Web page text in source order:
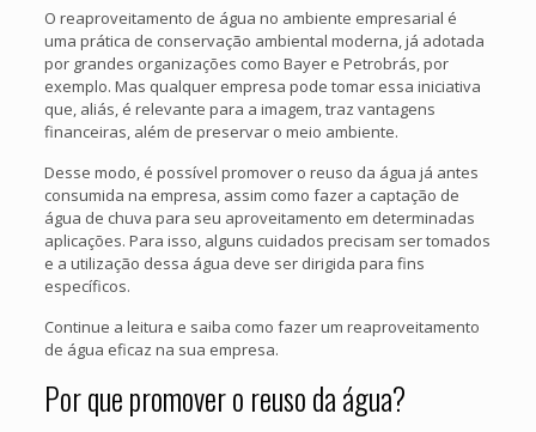
O reaproveitamento de água no ambiente empresarial é
uma prática de conservação ambiental moderna, já adotada
por grandes organizações como Bayer e Petrobrás, por
exemplo. Mas qualquer empresa pode tomar essa iniciativa
que, aliás, é relevante para a imagem, traz vantagens
financeiras, além de preservar o meio ambiente.
Desse modo, é possível promover o reuso da água já antes
consumida na empresa, assim como fazer a captação de
água de chuva para seu aproveitamento em determinadas
aplicações. Para isso, alguns cuidados precisam ser tomados
e a utilização dessa água deve ser dirigida para fins
específicos.
Continue a leitura e saiba como fazer um reaproveitamento
de água eficaz na sua empresa.
Por que promover o reuso da água?